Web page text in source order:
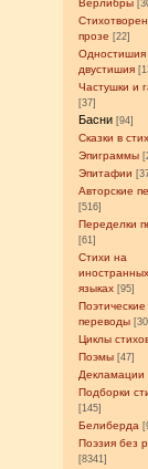
Верлибры
прозе [22]
Одностишия
двустишия
Частушки и
[37]
Басни [94]
Сказки в
Эпиграммы
Эпитафии
Авторские
[516]
Переделки
[61]
Стихи на
языках [95]
Поэтические
переводы
Циклы
Поэмы [47]
Декламации
Подборки
[145]
Белиберда
Поэзия без
[8341]